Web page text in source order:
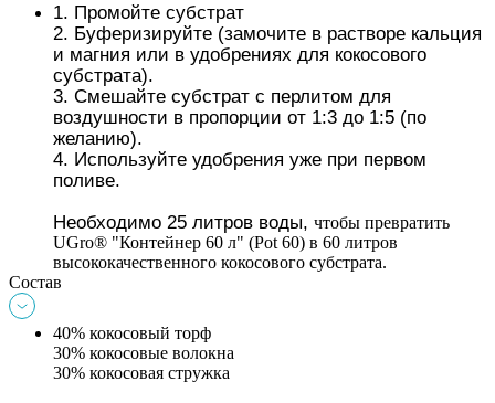
1. Промойте субстрат
2. Буферизируйте (замочите в растворе кальция
и магния или в удобрениях для кокосового
субстрата).
3. Смешайте субстрат с перлитом для
воздушности в пропорции от 1:3 до 1:5 (по
желанию).
4. Используйте удобрения уже при первом
поливе.
Необходимо 25 литров воды, чтобы превратить
UGro® "Контейнер 60 л" (Pot 60) в 60 литров
высококачественного кокосового субстрата.
Состав
40% кокосовый торф
30% кокосовые волокна
30% кокосовая стружка